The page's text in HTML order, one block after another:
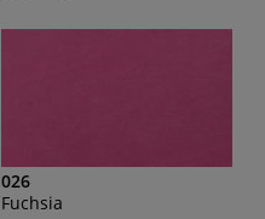
026
Fuchsia